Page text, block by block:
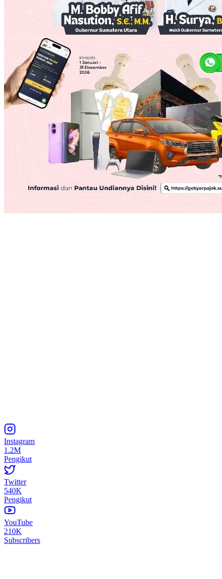
Instagram
1.2M
Pengikut
Twitter
540K
Pengikut
YouTube
210K
Subscribers